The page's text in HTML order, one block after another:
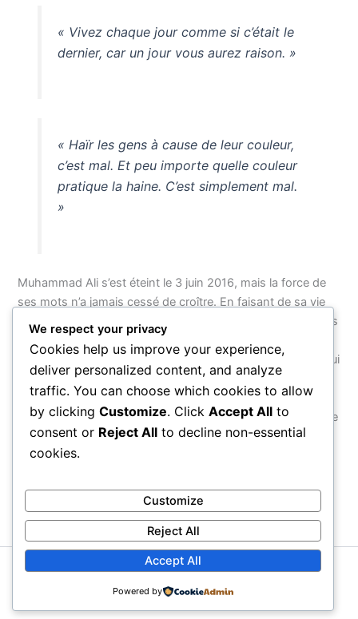
« Vivez chaque jour comme si c’était le
dernier, car un jour vous aurez raison. »
« Haïr les gens à cause de leur couleur,
c’est mal. Et peu importe quelle couleur
pratique la haine. C’est simplement mal.
»
Muhammad Ali s’est éteint le 3 juin 2016, mais la force de
ses mots n’a jamais cessé de croître. En faisant de sa vie
entière — de son nom à ses combats, de sa foi à son refus
d’obéir à une guerre injuste — un acte de résistance
cohérent, il a montré que le véritable courage n’est pas celui
que l’on exerce dans une arène, mais celui que l’on
manifeste face au monde. Ses citations survivront parce
qu’elles ne parlent pas d’un homme : elles parlent de ce que
chaque être humain peut choisir d’être.
PRÉCÉDENT SUIVANT
Copyright © 2026 Proverbial
We respect your privacy
Cookies help us improve your experience,
deliver personalized content, and analyze
traffic. You can choose which cookies to allow
by clicking Customize. Click Accept All to
consent or Reject All to decline non-essential
cookies.
Customize
Reject All
Accept All
Powered by